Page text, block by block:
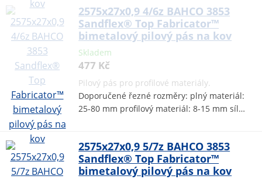
2575x27x0,9 4/6z BAHCO 3853
Sandflex® Top Fabricator™
bimetalový pilový pás na kov
Skladem
477 Kč
Pilový pás pro profilové materiály.
Doporučené řezné rozměry: plný materiál:
25-80 mm profilový materiál: 8-15 mm síl…
2575x27x0,9 5/7z BAHCO 3853
Sandflex® Top Fabricator™
bimetalový pilový pás na kov